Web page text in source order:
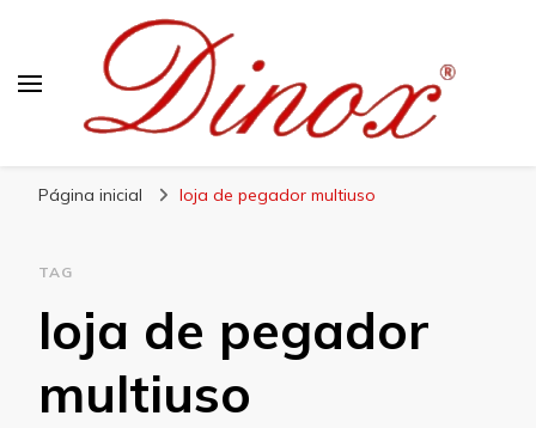
Página inicial loja de pegador multiuso
TAG
loja de pegador
multiuso